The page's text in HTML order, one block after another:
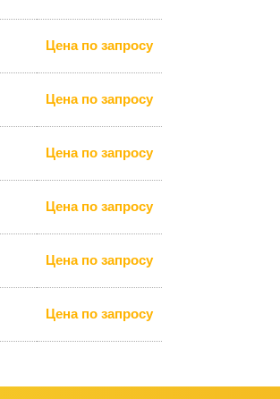
Цена по запросу
Цена по запросу
Цена по запросу
Цена по запросу
Цена по запросу
Цена по запросу